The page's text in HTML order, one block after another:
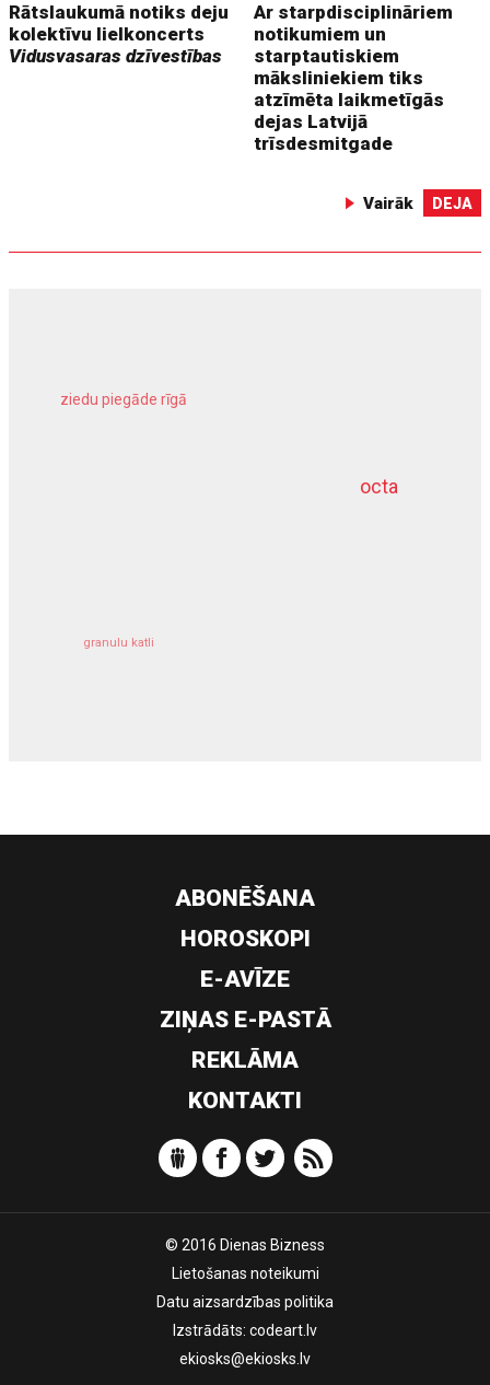
Rātslaukumā notiks deju
kolektīvu lielkoncerts
Vidusvasaras dzīvestības
Ar starpdisciplināriem
notikumiem un
starptautiskiem
māksliniekiem tiks
atzīmēta laikmetīgās
dejas Latvijā
trīsdesmitgade
Vairāk DEJA
octa
ziedu piegāde rīgā
granulu katli
dziļurbums
ABONĒŠANA
HOROSKOPI
E-AVĪZE
ZIŅAS E-PASTĀ
REKLĀMA
KONTAKTI
© 2016 Dienas Bizness
Lietošanas noteikumi
Datu aizsardzības politika
Izstrādāts: codeart.lv
ekiosks@ekiosks.lv